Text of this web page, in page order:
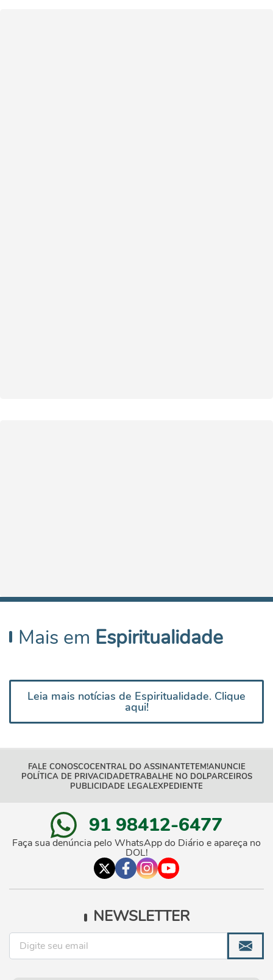
Mais em Espiritualidade
Leia mais notícias de Espiritualidade. Clique
aqui!
FALE CONOSCOCENTRAL DO ASSINANTETEM!ANUNCIE
POLÍTICA DE PRIVACIDADETRABALHE NO DOLPARCEIROS
PUBLICIDADE LEGALEXPEDIENTE
91 98412-6477
Faça sua denúncia pelo WhatsApp do Diário e apareça no
DOL!
NEWSLETTER